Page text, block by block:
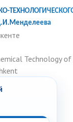
Technology of